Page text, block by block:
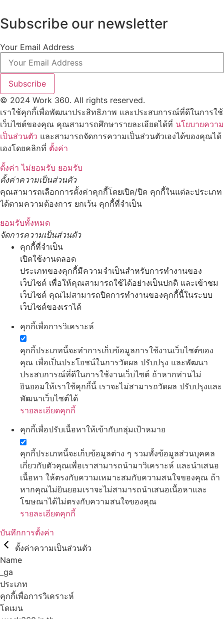
Subscribe our newsletter
Your Email Address
Subscribe
© 2024 Work 360. All rights reserved.
เราใช้คุกกี้เพื่อพัฒนาประสิทธิภาพ และประสบการณ์ที่ดีในการใช้
เว็บไซต์ของคุณ คุณสามารถศึกษารายละเอียดได้ที่ นโยบายความ
เป็นส่วนตัว และสามารถจัดการความเป็นส่วนตัวเองได้ของคุณได้
เองโดยคลิกที่ ตั้งค่า
ตั้งค่า ไม่ยอมรับ ยอมรับ
ตั้งค่าความเป็นส่วนตัว
คุณสามารถเลือกการตั้งค่าคุกกี้โดยเปิด/ปิด คุกกี้ในแต่ละประเภท
ได้ตามความต้องการ ยกเว้น คุกกี้ที่จำเป็น
ยอมรับทั้งหมด
จัดการความเป็นส่วนตัว
คุกกี้ที่จำเป็น
เปิดใช้งานตลอด
ประเภทของคุกกี้มีความจำเป็นสำหรับการทำงานของ
เว็บไซต์ เพื่อให้คุณสามารถใช้ได้อย่างเป็นปกติ และเข้าชม
เว็บไซต์ คุณไม่สามารถปิดการทำงานของคุกกี้นี้ในระบบ
เว็บไซต์ของเราได้
คุกกี้เพื่อการวิเคราะห์
คุกกี้ประเภทนี้จะทำการเก็บข้อมูลการใช้งานเว็บไซต์ของ
คุณ เพื่อเป็นประโยชน์ในการวัดผล ปรับปรุง และพัฒนา
ประสบการณ์ที่ดีในการใช้งานเว็บไซต์ ถ้าหากท่านไม่
ยินยอมให้เราใช้คุกกี้นี้ เราจะไม่สามารถวัดผล ปรับปรุงและ
พัฒนาเว็บไซต์ได้
รายละเอียดคุกกี้
คุกกี้เพื่อปรับเนื้อหาให้เข้ากับกลุ่มเป้าหมาย
คุกกี้ประเภทนี้จะเก็บข้อมูลต่าง ๆ รวมทั้งข้อมูลส่วนบุคคล
เกี่ยวกับตัวคุณเพื่อเราสามารถนำมาวิเคราะห์ และนำเสนอ
เนื้อหา ให้ตรงกับความเหมาะสมกับความสนใจของคุณ ถ้า
หากคุณไม่ยินยอมเราจะไม่สามารถนำเสนอเนื้อหาและ
โฆษณาได้ไม่ตรงกับความสนใจของคุณ
รายละเอียดคุกกี้
บันทึกการตั้งค่า
ตั้งค่าความเป็นส่วนตัว
Name
_ga
ประเภท
คุกกี้เพื่อการวิเคราะห์
โดเมน